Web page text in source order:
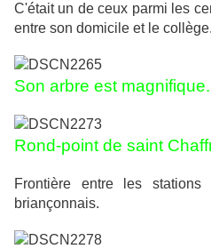
C'était un de ceux parmi les
entre son domicile et le collège.
Son arbre est magnifique.
Rond-point de saint
Frontière entre les
briançonnais.